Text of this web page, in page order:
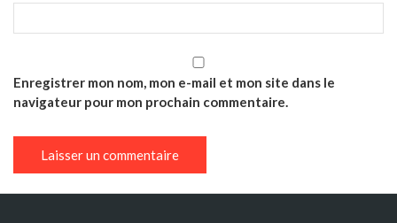
Enregistrer mon nom, mon e-mail et mon site dans le
navigateur pour mon prochain commentaire.